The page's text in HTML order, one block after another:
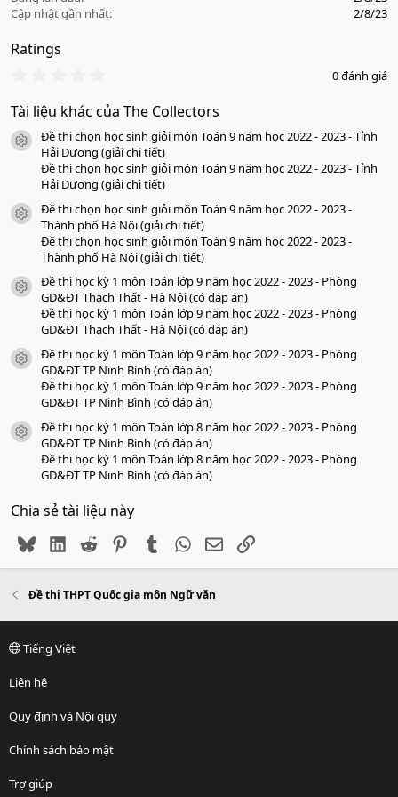
Cập nhật gần nhất
2/8/23
Ratings
0
0
a
o
0 đánh giá
Tài liệu khác của The Collectors
icon tài liệu
Đề thi chọn học sinh giỏi môn Toán 9 năm học 2022 - 2023 - Tỉnh
Hải Dương (giải chi tiết)
Đề thi chọn học sinh giỏi môn Toán 9 năm học 2022 - 2023 - Tỉnh
Hải Dương (giải chi tiết)
icon tài liệu
Đề thi chọn học sinh giỏi môn Toán 9 năm học 2022 - 2023 -
Thành phố Hà Nội (giải chi tiết)
Đề thi chọn học sinh giỏi môn Toán 9 năm học 2022 - 2023 -
Thành phố Hà Nội (giải chi tiết)
icon tài liệu
Đề thi học kỳ 1 môn Toán lớp 9 năm học 2022 - 2023 - Phòng
GD&ĐT Thạch Thất - Hà Nội (có đáp án)
Đề thi học kỳ 1 môn Toán lớp 9 năm học 2022 - 2023 - Phòng
GD&ĐT Thạch Thất - Hà Nội (có đáp án)
icon tài liệu
Đề thi học kỳ 1 môn Toán lớp 9 năm học 2022 - 2023 - Phòng
GD&ĐT TP Ninh Bình (có đáp án)
Đề thi học kỳ 1 môn Toán lớp 9 năm học 2022 - 2023 - Phòng
GD&ĐT TP Ninh Bình (có đáp án)
icon tài liệu
Đề thi học kỳ 1 môn Toán lớp 8 năm học 2022 - 2023 - Phòng
GD&ĐT TP Ninh Bình (có đáp án)
Đề thi học kỳ 1 môn Toán lớp 8 năm học 2022 - 2023 - Phòng
GD&ĐT TP Ninh Bình (có đáp án)
Chia sẻ tài liệu này
BlueskyLinkedIn
Reddit PinterestTumblr WhatsApp
EmailLink
Đề thi THPT Quốc gia môn Ngữ văn
Tiếng Việt
Liên hệ
Quy định và Nội quy
Chính sách bảo mật
Trợ giúp